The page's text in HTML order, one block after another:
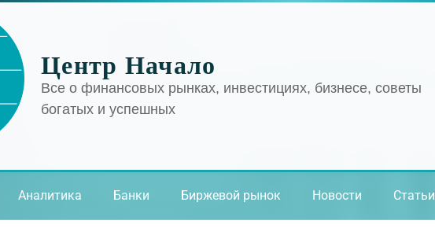
Центр Начало
Все о финансовых рынках, инвестициях, бизнесе, советы
богатых и успешных
Аналитика Банки Биржевой рынок Новости Статьи